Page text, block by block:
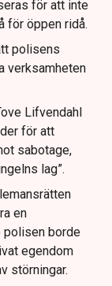
det gäller
för att inte
för öppen ridå.
polisens
verksamheten
Lifvendahl
för att
sabotage,
lag”.
en
polisen borde
egendom
störningar.